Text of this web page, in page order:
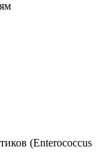
(Enterococcus